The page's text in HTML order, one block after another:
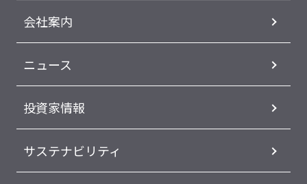
会社案内
ニュース
投資家情報
サステナビリティ